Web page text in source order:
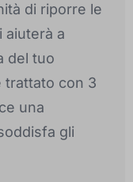
di riporre le
aiuterà a
del tuo
trattato con 3
una
gli